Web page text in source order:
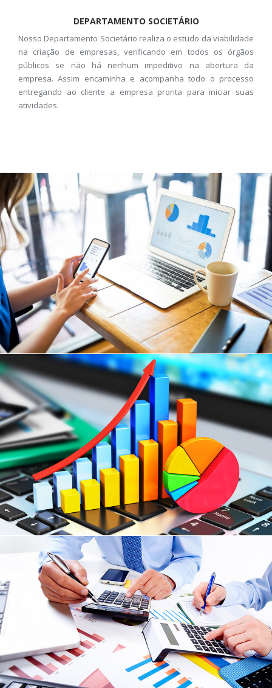
DEPARTAMENTO SOCIETÁRIO
Nosso Departamento Societário realiza o estudo da viabilidade
na criação de empresas, verificando em todos os órgãos
públicos se não há nenhum impeditivo na abertura da
empresa. Assim encaminha e acompanha todo o processo
entregando ao cliente a empresa pronta para iniciar suas
atividades.